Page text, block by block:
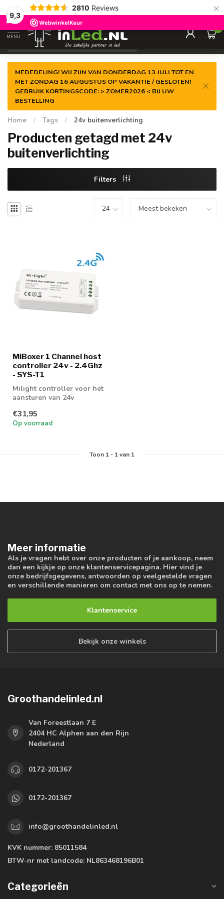
9,3
2810 Reviews ×
Gegarandeerde delaagste prijs
MENU
0
MEDEDELING! WIJ ZIJN VAN DONDERDAG 13 JULI TOT EN
MET ZONDAG 16 AUGUSTUS OP VAKANTIE / GESLOTEN!
GEBRUIK KORTINGSCODE: > ZOMER2026 < BIJ UW
BESTELLING
Home / Tags / 24v buitenverlichting
Producten getagd met 24v
buitenverlichting
Filters
MiBoxer 1 Channel host
controller 24v - 2.4Ghz
- SYS-T1
Milight controller voor het
aansturen van 24v
grondspot
€31,95
Op voorraad
Toon 1- 1van 1
Meer informatie
Als je vragen hebt over onze producten of je aankoop, neem
dan een kijkje op onze klantenservicepagina. Hier vind je
onze bedrijfsgegevens, antwoorden op veelgestelde vragen
en verschillende manieren om contact met ons op te nemen.
Klantenservice
Bekijk onze winkels
Groothandelinled.nl
Van Foreestlaan 7 E
2404 HC Alphen aan den Rijn
Nederland
0172-201367
0172-201367
info@groothandelinled.nl
KVK nummer: 85011584
BTW-nr met landcode: NL863468196B01
Categorieën